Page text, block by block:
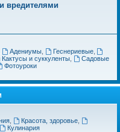
вредителями
Адениумы, Геснериевые,
Кактусы и суккуленты,
Садовые
Фотоуроки
, Красота, здоровье,
Кулинария